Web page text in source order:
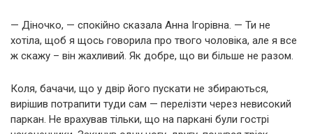
— Діночко, — спокійно сказала Анна Ігорівна. — Ти не
хотіла, щоб я щось говорила про твого чоловіка, але я все
ж скажу – він жахливий. Як добре, що ви більше не разом.
Коля, бачачи, що у двір його пускати не збираються,
вирішив потрапити туди сам — перелізти через невисокий
паркан. Не врахував тільки, що на паркані були гострі